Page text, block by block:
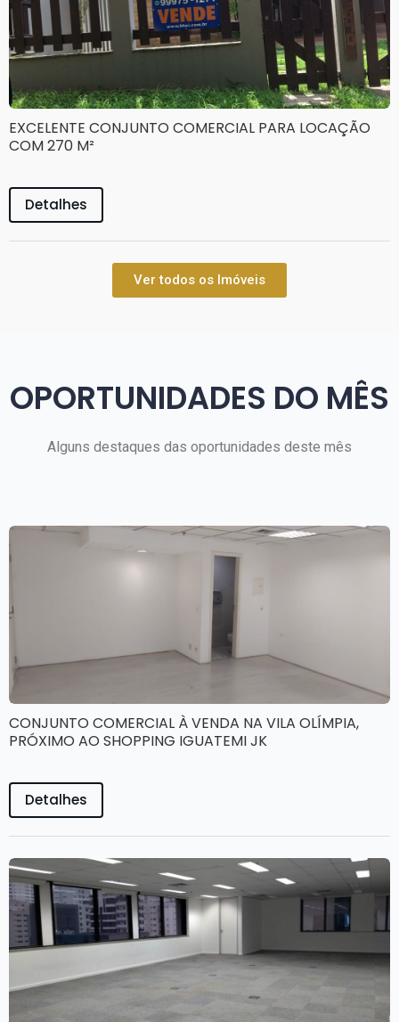
EXCELENTE CONJUNTO COMERCIAL PARA LOCAÇÃO
COM 270 M²
Detalhes
Ver todos os Imóveis
OPORTUNIDADES DO MÊS
Alguns destaques das oportunidades deste mês
CONJUNTO COMERCIAL À VENDA NA VILA OLÍMPIA,
PRÓXIMO AO SHOPPING IGUATEMI JK
Detalhes